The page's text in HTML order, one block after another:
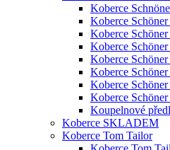
Koberce
Koberce
Koberce
Koberce
Koberce
Koberce
Koberce
Koberce
Koupelnové
Koberce SKLADEM
Koberce Tom Tailor